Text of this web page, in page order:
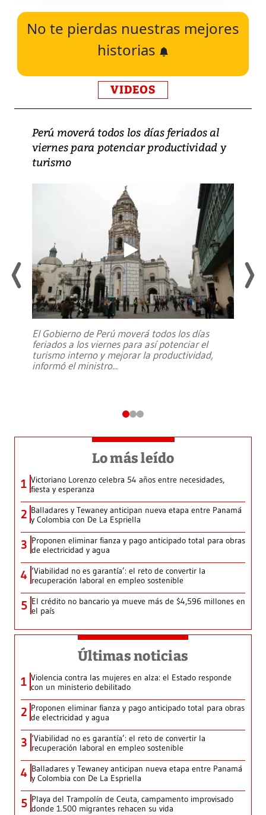
No te pierdas nuestras mejores
historias
VIDEOS
Perú moverá todos los días feriados al
viernes para potenciar productividad y
turismo
El Gobierno de Perú moverá todos los días
feriados a los viernes para así potenciar el
turismo interno y mejorar la productividad,
informó el ministro...
Lo más leído
1 Victoriano Lorenzo celebra 54 años entre necesidades,
fiesta y esperanza
2 Balladares y Tewaney anticipan nueva etapa entre Panamá
y Colombia con De La Espriella
3 Proponen eliminar fianza y pago anticipado total para obras
de electricidad y agua
4 ‘Viabilidad no es garantía’: el reto de convertir la
recuperación laboral en empleo sostenible
5 El crédito no bancario ya mueve más de $4,596 millones en
el país
Últimas noticias
1 Violencia contra las mujeres en alza: el Estado responde
con un ministerio debilitado
2 Proponen eliminar fianza y pago anticipado total para obras
de electricidad y agua
3 ‘Viabilidad no es garantía’: el reto de convertir la
recuperación laboral en empleo sostenible
4 Balladares y Tewaney anticipan nueva etapa entre Panamá
y Colombia con De La Espriella
5 Playa del Trampolín de Ceuta, campamento improvisado
donde 1.500 migrantes rehacen su vida